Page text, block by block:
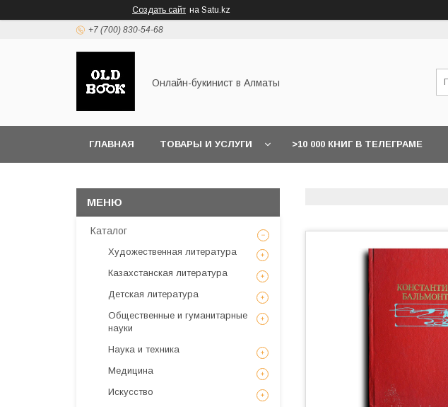
Создать сайт на Satu.kz
+7 (700) 830-54-68
Онлайн-букинист в Алматы
ГЛАВНАЯ ТОВАРЫ И УСЛУГИ >10 000 КНИГ В ТЕЛЕГРАМЕ
Каталог
Художественная литература
Казахстанская литература
Детская литература
Общественные и гуманитарные
науки
Наука и техника
Медицина
Искусствo